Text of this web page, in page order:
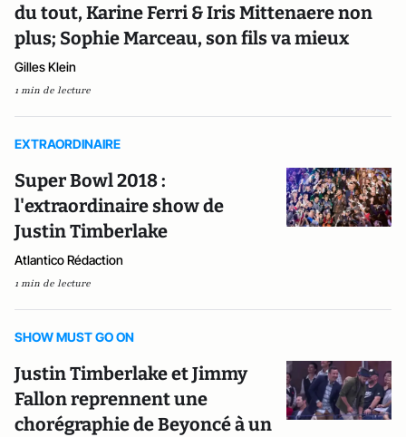
du tout, Karine Ferri & Iris Mittenaere non
plus; Sophie Marceau, son fils va mieux
Gilles Klein
1 min de lecture
EXTRAORDINAIRE
Super Bowl 2018 :
l'extraordinaire show de
Justin Timberlake
Atlantico Rédaction
1 min de lecture
SHOW MUST GO ON
Justin Timberlake et Jimmy
Fallon reprennent une
chorégraphie de Beyoncé à un